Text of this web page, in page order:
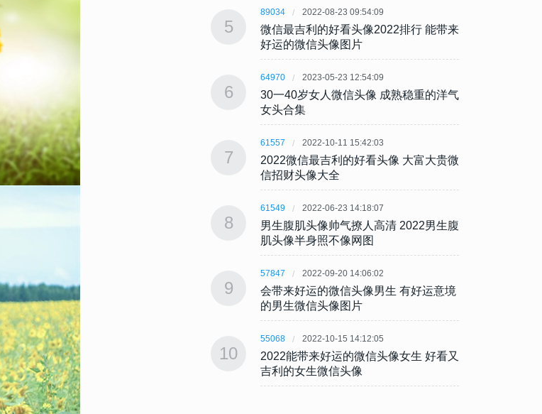
89034
好运的微信头像图片
女头合集
61557 2022-10-11 15:42:03
2022微信最吉利的好看头像 大富大贵微
信招财头像大全
会带来好运的微信头像男生 有好运意境
的男生微信头像图片
55068 2022-10-15 14:12:05
2022能带来好运的微信头像女生 好看又
吉利的女生微信头像
5
89034 2022-08-23 09:54:09
微信最吉利的好看头像2022排行 能带来
好运的微信头像图片
6
64970 2023-05-23 12:54:09
30一40岁女人微信头像 成熟稳重的洋气
女头合集
7
61557 2022-10-11 15:42:03
2022微信最吉利的好看头像 大富大贵微
信招财头像大全
8
61549 2022-06-23 14:18:07
男生腹肌头像帅气撩人高清 2022男生腹
肌头像半身照不像网图
9
57847 2022-09-20 14:06:02
会带来好运的微信头像男生 有好运意境
的男生微信头像图片
10
55068 2022-10-15 14:12:05
2022能带来好运的微信头像女生 好看又
吉利的女生微信头像